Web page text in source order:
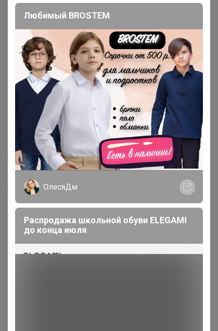
Реклама
Как здесь все устроено?
Как сделать заказ?
Как получить?
Доставка
Шоурумы
Торговые марки
Наша команда
В наличии
Подарочные сертификаты
Любимый BROSTEM
ОлесяДм
Распродажа школьной обуви ELEGAMI
до конца июля